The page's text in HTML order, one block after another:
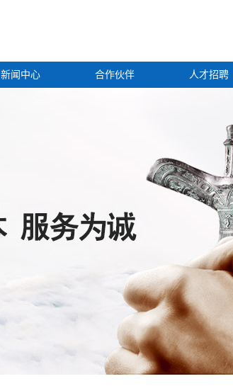
新闻中心 合作伙伴 人才招聘